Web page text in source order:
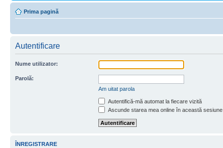
Prima pagină
Autentificare
Nume utilizator:
Parolă:
Am uitat parola
Autentifică-mă automat la fiecare vizită
Ascunde starea mea online în această sesiune
ÎNREGISTRARE